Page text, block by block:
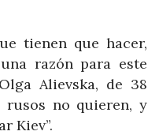
tienen que hacer,
razón para este
Alievska, de 38
rusos no quieren, y
Kiev”.